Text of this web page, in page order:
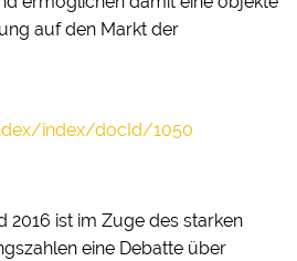
auf den Markt der
index/docId/1050
2016 ist im Zuge des starken
eine Debatte über